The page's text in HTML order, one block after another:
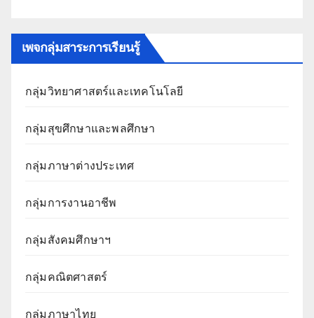
เพจกลุ่มสาระการเรียนรู้
กลุ่มวิทยาศาสตร์และเทคโนโลยี
กลุ่มสุขศึกษาและพลศึกษา
กลุ่มภาษาต่างประเทศ
กลุ่มการงานอาชีพ
กลุ่มสังคมศึกษาฯ
กลุ่มคณิตศาสตร์
กลุ่มภาษาไทย